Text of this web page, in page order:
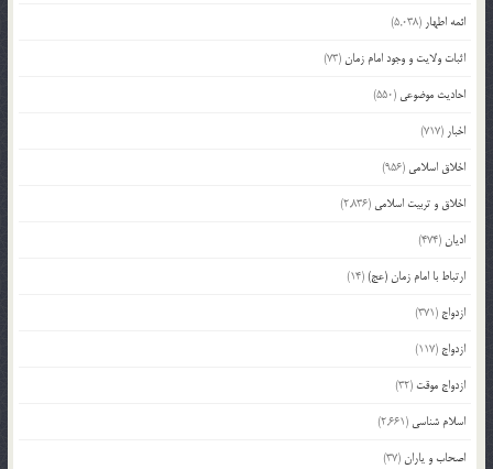
ائمه اطهار (5,038)
اثبات ولایت و وجود امام زمان (73)
احادیث موضوعی (550)
اخبار (717)
اخلاق اسلامی (956)
اخلاق و تربیت اسلامی (2,836)
ادیان (474)
ارتباط با امام زمان (عج)(14)
ازدواج (371)
ازدواج (117)
ازدواج موقت (32)
اسلام شناسی (2,661)
اصحاب و یاران (37)